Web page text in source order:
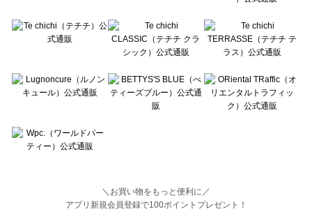
＼お買い物をもっと便利に／
アプリ新規会員登録で100ポイントプレゼント！